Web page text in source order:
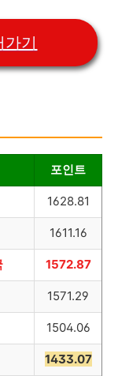
기
포인트
1628.81
1611.16
1572.87
1571.29
1504.06
1433.07